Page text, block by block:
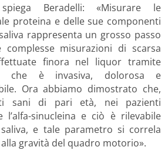
Beradelli: «Misurare le
proteina e delle sue componenti
rappresenta un grosso passo
misurazioni di scarsa
finora nel liquor tramite
che è invasiva, dolorosa e
Ora abbiamo dimostrato che,
sani di pari età, nei pazienti
l’alfa-sinucleina e ciò è rilevabile
e tale parametro si correla
gravità del quadro motorio».